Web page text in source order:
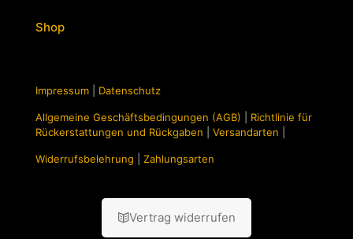
Shop
Impressum Datenschutz
Allgemeine Geschäftsbedingungen (AGB)
Richtlinie für
Rückerstattungen und Rückgaben
Versandarten
Widerrufsbelehrung Zahlungsarten
Vertrag widerrufen